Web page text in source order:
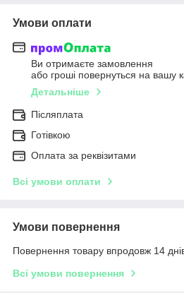
Умови оплати
Ви отримаєте замовлення
або гроші повернуться на вашу
Детальніше
Післяплата
Готівкою
Оплата за реквізитами
Всі умови оплати
Умови повернення
Повернення товару впродовж 14
Всі умови повернення